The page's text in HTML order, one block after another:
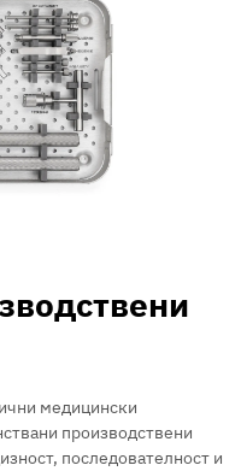
медицински
производствени
последователност и